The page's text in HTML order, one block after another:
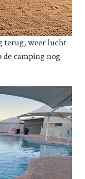
terug, weer lucht
de camping nog